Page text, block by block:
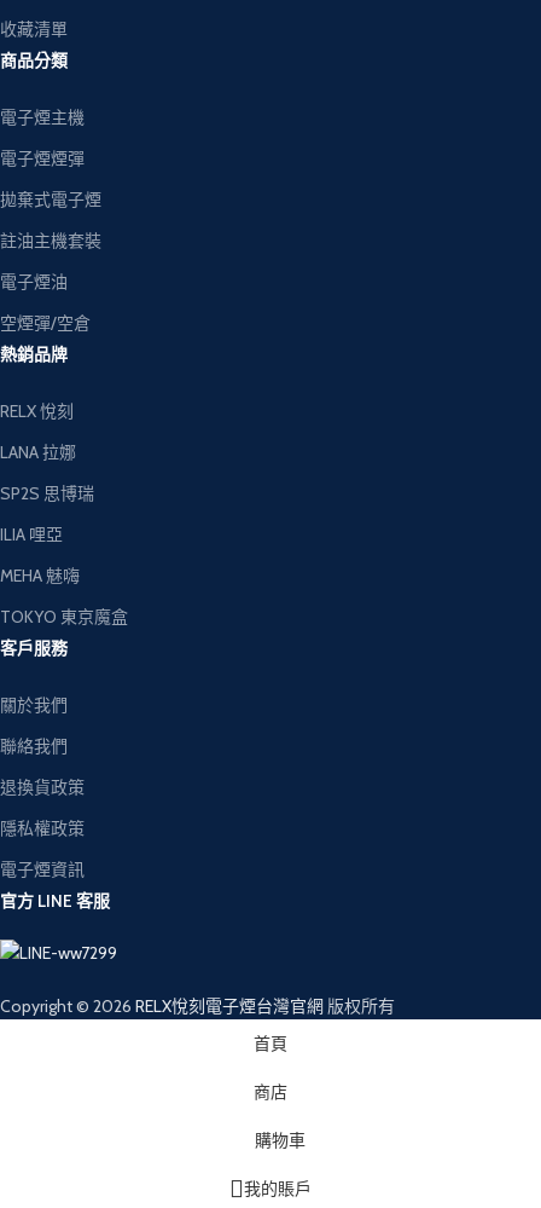
收藏清單
商品分類
電子煙主機
電子煙煙彈
拋棄式電子煙
註油主機套裝
電子煙油
空煙彈/空倉
熱銷品牌
RELX 悅刻
LANA 拉娜
SP2S 思博瑞
ILIA 哩亞
MEHA 魅嗨
TOKYO 東京魔盒
客戶服務
關於我們
聯絡我們
退換貨政策
隱私權政策
電子煙資訊
官方 LINE 客服
Copyright © 2026 RELX悅刻電子煙台灣官網 版权所有
首頁
商店
購物車
我的賬戶